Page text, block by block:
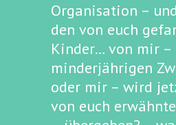
Organisation –
den von euch
Kinder… von mir
minderjährigen
oder mir – wird
von euch